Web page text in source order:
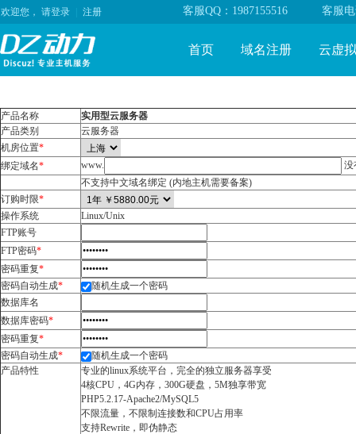
欢迎您， 请登录 注册 客服QQ：1987155516 客服电
首页 域名注册 云虚
产品名称
实用型云服务器
产品类别
云服务器
机房位置*
绑定域名* www.
没
不支持中文域名绑定 (内地主机需要备案)
订购时限*
操作系统
Linux/Unix
FTP账号
FTP密码*
密码重复*
密码自动生成*
随机生成一个密码
数据库名
数据库密码*
密码重复*
密码自动生成*
随机生成一个密码
产品特性
专业的linux系统平台，完全的独立服务器享受
4核CPU，4G内存，300G硬盘，5M独享带宽
PHP5.2.17-Apache2/MySQL5
不限流量，不限制连接数和CPU占用率
支持Rewrite，即伪静态